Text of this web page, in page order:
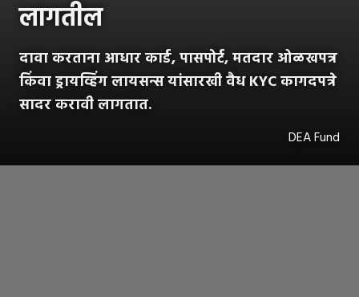
लागतील
दावा करताना आधार कार्ड, पासपोर्ट, मतदार ओळखपत्र
किंवा ड्रायव्हिंग लायसन्स यांसारखी वैध KYC कागदपत्रे
सादर करावी लागतात.
DEA Fund